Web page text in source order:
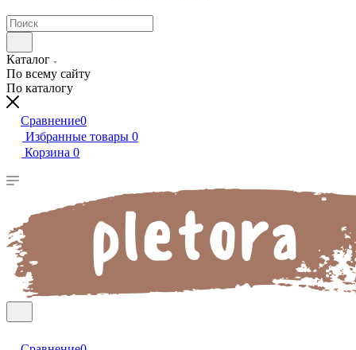
Каталог
По всему сайту
По каталогу
Сравнение0
Избранные товары 0
Корзина 0